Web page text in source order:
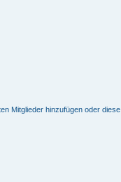
Mitglieder hinzufügen oder diese